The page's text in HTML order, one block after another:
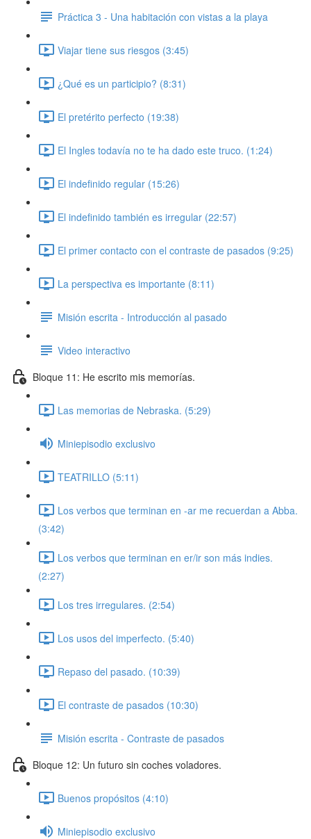
Práctica 3 - Una habitación con vistas a la playa
Viajar tiene sus riesgos (3:45)
¿Qué es un participio? (8:31)
El pretérito perfecto (19:38)
El Ingles todavía no te ha dado este truco. (1:24)
El indefinido regular (15:26)
El indefinido también es irregular (22:57)
El primer contacto con el contraste de pasados (9:25)
La perspectiva es importante (8:11)
Misión escrita - Introducción al pasado
Video interactivo
Bloque 11: He escrito mis memorías.
Las memorias de Nebraska. (5:29)
Miniepisodio exclusivo
TEATRILLO (5:11)
Los verbos que terminan en -ar me recuerdan a Abba.
(3:42)
Los verbos que terminan en er/ir son más indies.
(2:27)
Los tres irregulares. (2:54)
Los usos del imperfecto. (5:40)
Repaso del pasado. (10:39)
El contraste de pasados (10:30)
Misión escrita - Contraste de pasados
Bloque 12: Un futuro sin coches voladores.
Buenos propósitos (4:10)
Miniepisodio exclusivo